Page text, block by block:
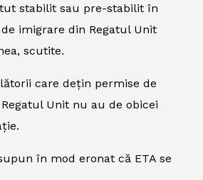
stabilit sau pre-stabilit în
imigrare din Regatul Unit
scutite.
care dețin permise de
Unit nu au de obicei
în mod eronat că ETA se